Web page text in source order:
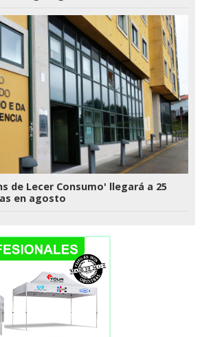
de Lecer Consumo' llegará a 25
en agosto